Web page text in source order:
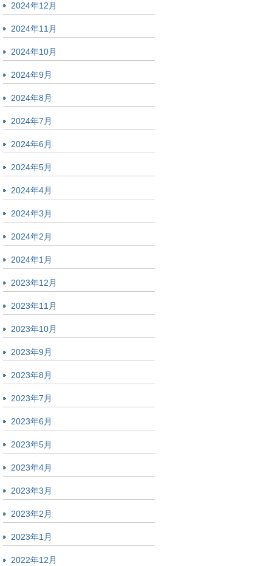
2024年12月
2024年11月
2024年10月
2024年9月
2024年8月
2024年7月
2024年6月
2024年5月
2024年4月
2024年3月
2024年2月
2024年1月
2023年12月
2023年11月
2023年10月
2023年9月
2023年8月
2023年7月
2023年6月
2023年5月
2023年4月
2023年3月
2023年2月
2023年1月
2022年12月